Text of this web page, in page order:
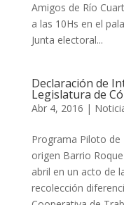
Amigos de Río
a las 10Hs en el
Junta electoral...
Declaración de
Legislatura de
Abr 4, 2016 |
Programa Piloto de
origen Barrio
abril en un acto de
recolección